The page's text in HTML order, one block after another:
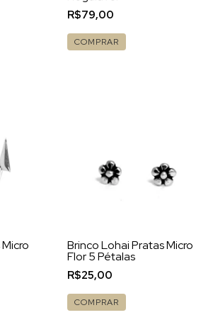
R$79,00
COMPRAR
Brinco Lohai Pratas Micro
Flor 5 Pétalas
R$25,00
COMPRAR